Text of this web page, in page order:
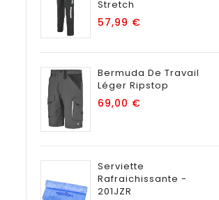
Stretch
57,99 €
Bermuda De Travail
Léger Ripstop
69,00 €
Serviette
Rafraichissante -
201JZR